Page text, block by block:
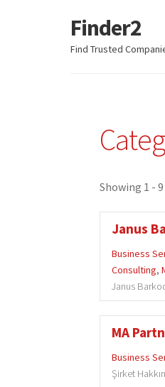
Skip
to
Skip
to
Finder2
Find Trusted
Showing 1 -
Janus
Business
Consulting,
Janus
MA
Business
Şirket